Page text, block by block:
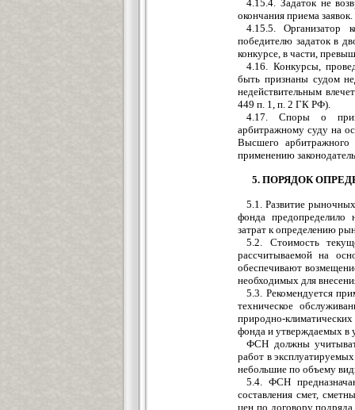
4.15.4. Задаток не
окончания приема заявок.
4.15.5. Организатор
победителю задаток в
конкурсе, в части,
4.16. Конкурсы,
быть признаны судом
недействительным
449 п. 1, п. 2 ГК РФ).
4.17. Споры о
арбитражному суду на
Высшего
применению
5. ПОРЯДОК
5.1. Развитие
фонда предопределило
затрат к определению
5.2. Стоимость
рассчитываемой на
обеспечивают
необходимых для
5.3. Рекомендуется
техническое
природно-
фонда и утверждаемых в
ФСН должны
работ в
небольшие по объему
5.4. ФСН
составления смет,
цен по договору